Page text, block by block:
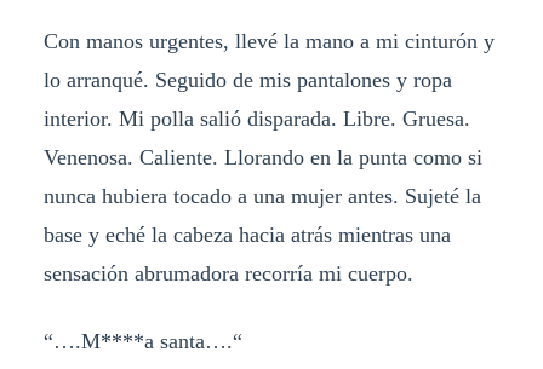
Con manos urgentes, llevé la mano a mi cinturón y
lo arranqué. Seguido de mis pantalones y ropa
interior. Mi polla salió disparada. Libre. Gruesa.
Venenosa. Caliente. Llorando en la punta como si
nunca hubiera tocado a una mujer antes. Sujeté la
base y eché la cabeza hacia atrás mientras una
sensación abrumadora recorría mi cuerpo.
“….M****a santa….“